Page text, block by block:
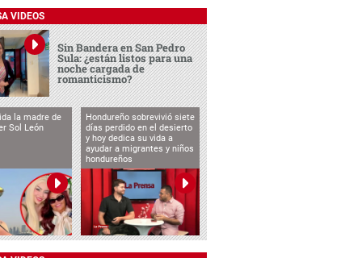
VIDEOS
Sin Bandera en San Pedro
Sula: ¿están listos para una
noche cargada de
romanticismo?
la madre de
Sol León
Hondureño sobrevivió siete
días perdido en el desierto
y hoy dedica su vida a
ayudar a migrantes y niños
hondureños